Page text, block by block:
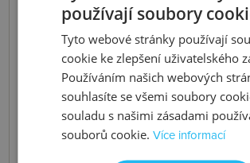
používají soubory
Tyto webové stránky používají
cookie ke zlepšení uživatelského
Používáním našich webových
souhlasíte se všemi soubory
souladu s našimi zásadami
souborů cookie.Více informací